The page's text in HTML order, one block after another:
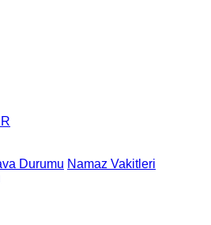
Durumu Namaz Vakitleri